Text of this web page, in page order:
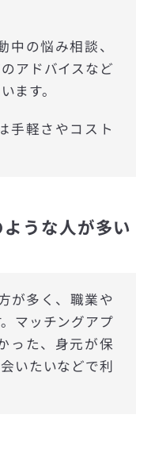
中の悩み相談、
アドバイスなど
ます。
手軽さやコスト
うな人が多い
が多く、職業や
マッチングアプ
った、身元が保
いたいなどで利